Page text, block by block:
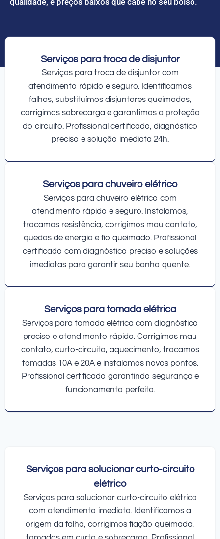
Serviços para troca de disjuntor
Serviços para troca de disjuntor com
atendimento rápido e seguro. Identificamos
falhas, substituímos disjuntores queimados,
corrigimos sobrecarga e garantimos a proteção
do circuito. Profissional certificado, diagnóstico
preciso e solução imediata 24h.
Serviços para chuveiro elétrico
Serviços para chuveiro elétrico com
atendimento rápido e seguro. Instalamos,
trocamos resistência, corrigimos mau contato,
quedas de energia e fio queimado. Profissional
certificado com diagnóstico preciso e soluções
imediatas para garantir seu banho quente.
Serviços para tomada elétrica
Serviços para tomada elétrica com diagnóstico
preciso e atendimento rápido. Corrigimos mau
contato, curto-circuito, aquecimento, trocamos
tomadas 10A e 20A e instalamos novos pontos.
Profissional certificado garantindo segurança e
funcionamento perfeito.
Serviços para solucionar curto-circuito
elétrico
Serviços para solucionar curto-circuito elétrico
com atendimento imediato. Identificamos a
origem da falha, corrigimos fiação queimada,